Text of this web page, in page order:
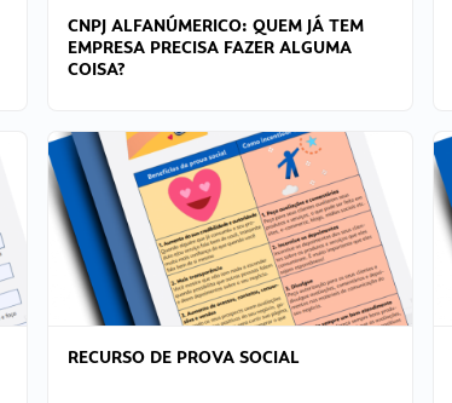
CNPJ ALFANÚMERICO: QUEM JÁ TEM
EMPRESA PRECISA FAZER ALGUMA
COISA?
RECURSO DE PROVA SOCIAL